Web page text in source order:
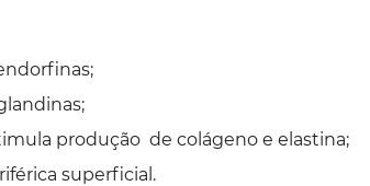
produção de colágeno e elastina;
superficial.